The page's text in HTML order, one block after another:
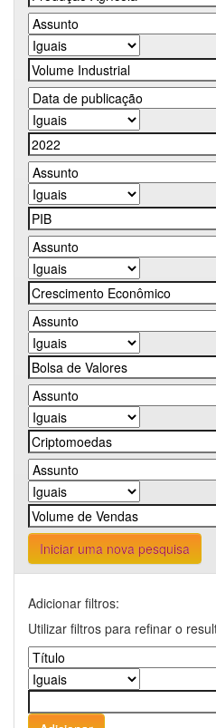
Iniciar uma nova pesquisa
Adicionar filtros:
Utilizar filtros para refinar o